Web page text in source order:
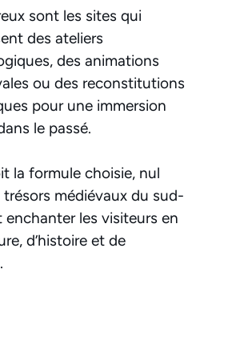
sont les sites qui
des ateliers
des animations
ou des reconstitutions
pour une immersion
le passé.
la formule choisie, nul
médiévaux du sud-
les visiteurs en
d’histoire et de